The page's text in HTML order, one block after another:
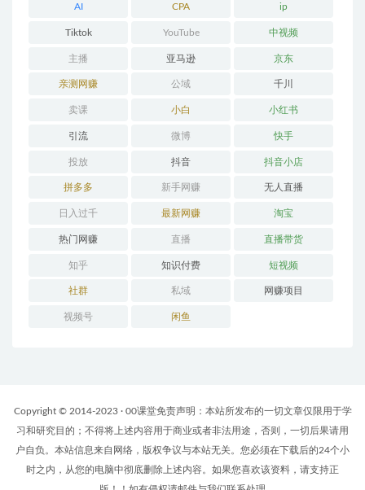
AI CPA ip
Tiktok YouTube 中视频
主播 亚马逊 京东
亲测网赚 公域 千川
卖课 小白 小红书
引流 微博 快手
投放 抖音 抖音小店
拼多多 新手网赚 无人直播
日入过千 最新网赚 淘宝
热门网赚 直播 直播带货
知乎 知识付费 短视频
社群 私域 网赚项目
视频号 闲鱼
Copyright © 2014-2023 · 00课堂免责声明：本站所发布的一切文章仅限用于学
习和研究目的；不得将上述内容用于商业或者非法用途，否则，一切后果请用
户自负。本站信息来自网络，版权争议与本站无关。您必须在下载后的24个小
时之内，从您的电脑中彻底删除上述内容。如果您喜欢该资料，请支持正